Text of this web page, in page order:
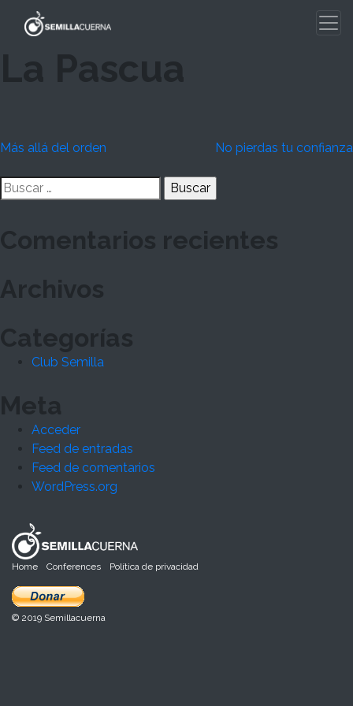
La Pascua
Navegación
de
Más allá del orden No pierdas tu confianza
Buscar:
Comentarios recientes
Archivos
Categorías
Club Semilla
Meta
Acceder
Feed de entradas
Feed de comentarios
WordPress.org
Home Conferences Política de privacidad
© 2019 Semillacuerna